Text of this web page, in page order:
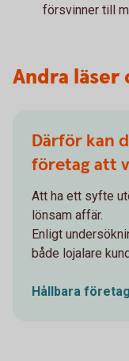
försvinner till
Andra läser
Därför kan
företag att
Att ha ett syfte
lönsam affär.
Enligt
både lojalare
Hållbara